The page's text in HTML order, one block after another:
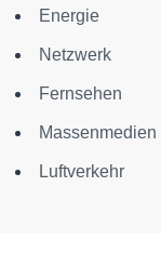
Energie
Netzwerk
Fernsehen
Massenmedien
Luftverkehr